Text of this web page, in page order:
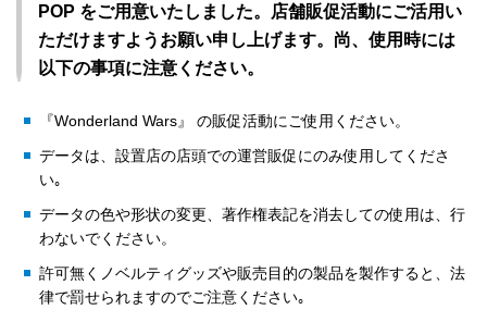
POP をご用意いたしました。店舗販促活動にご活用い
ただけますようお願い申し上げます。尚、使用時には
以下の事項に注意ください。
『Wonderland Wars』 の販促活動にご使用ください。
データは、設置店の店頭での運営販促にのみ使用してくださ
い｡
データの色や形状の変更、著作権表記を消去しての使用は、行
わないでください。
許可無くノベルティグッズや販売目的の製品を製作すると、法
律で罰せられますのでご注意ください｡